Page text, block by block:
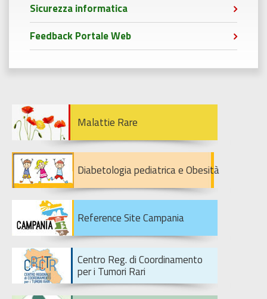
Sicurezza informatica
Feedback Portale Web
Malattie Rare
Diabetologia pediatrica e Obesità
Reference Site Campania
Centro Reg. di Coordinamento
per i Tumori Rari